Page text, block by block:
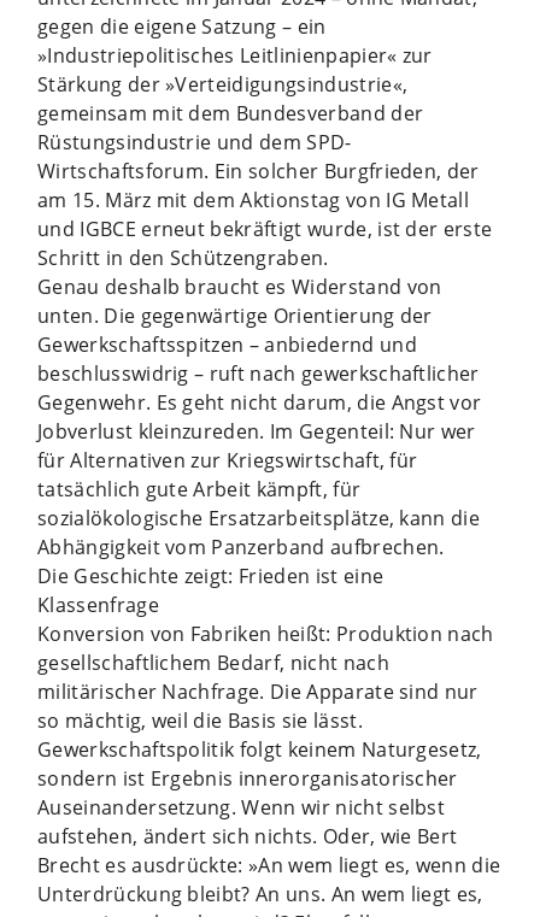
gegen die eigene Satzung – ein
»Industriepolitisches Leitlinienpapier« zur
Stärkung der »Verteidigungsindustrie«,
gemeinsam mit dem Bundesverband der
Rüstungsindustrie und dem SPD-
Wirtschaftsforum. Ein solcher Burgfrieden, der
am 15. März mit dem Aktionstag von IG Metall
und IGBCE erneut bekräftigt wurde, ist der erste
Schritt in den Schützengraben.
Genau deshalb braucht es Widerstand von
unten. Die gegenwärtige Orientierung der
Gewerkschaftsspitzen – anbiedernd und
beschlusswidrig – ruft nach gewerkschaftlicher
Gegenwehr. Es geht nicht darum, die Angst vor
Jobverlust kleinzureden. Im Gegenteil: Nur wer
für Alternativen zur Kriegswirtschaft, für
tatsächlich gute Arbeit kämpft, für
sozialökologische Ersatzarbeitsplätze, kann die
Abhängigkeit vom Panzerband aufbrechen.
Die Geschichte zeigt: Frieden ist eine
Klassenfrage
Konversion von Fabriken heißt: Produktion nach
gesellschaftlichem Bedarf, nicht nach
militärischer Nachfrage. Die Apparate sind nur
so mächtig, weil die Basis sie lässt.
Gewerkschaftspolitik folgt keinem Naturgesetz,
sondern ist Ergebnis innerorganisatorischer
Auseinandersetzung. Wenn wir nicht selbst
aufstehen, ändert sich nichts. Oder, wie Bert
Brecht es ausdrückte: »An wem liegt es, wenn die
Unterdrückung bleibt? An uns. An wem liegt es,